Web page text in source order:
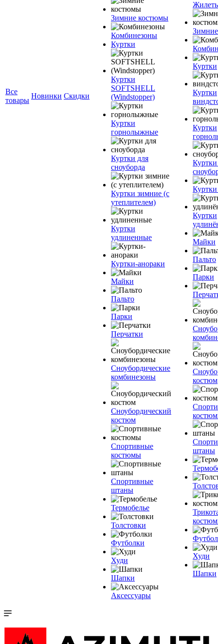
Все
товары
Новинки Скидки
Зимние костюмы
Комбинезоны
Куртки
Куртки
SOFTSHELL
(Windstopper)
Куртки
горнолыжные
Куртки для
сноуборда
Куртки зимние (с
утеплителем)
Куртки
удлиненные
Куртки-анораки
Майки
Пальто
Парки
Перчатки
Сноубордические
комбинезоны
Сноубордический
костюм
Спортивные
костюмы
Спортивные
штаны
Термобелье
Толстовки
Футболки
Худи
Шапки
Аксессуары
Куртки
Куртки
Куртки
Куртки
Куртки
Майки
Пальто
Парки
костюм
штаны
Худи
Шапки